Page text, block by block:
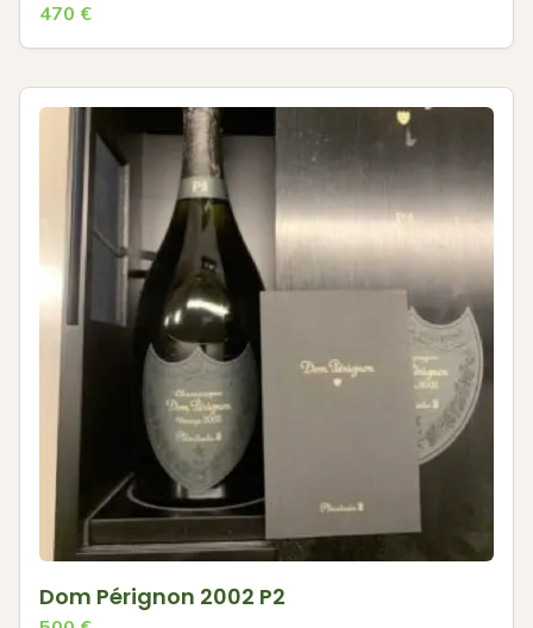
470 €
Dom Pérignon 2002 P2